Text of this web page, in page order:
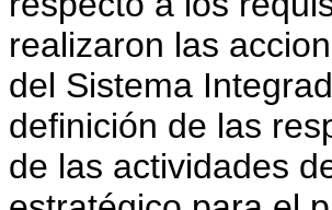
realizaron las
del Sistema
definición de las
de las actividades